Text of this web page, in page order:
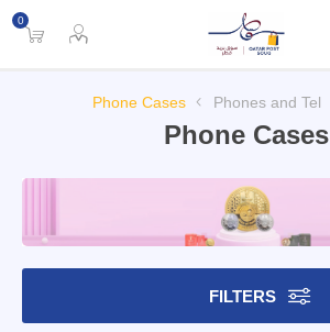
0
Phones and Tel
Phone Cases
Phone Cases
FILTERS